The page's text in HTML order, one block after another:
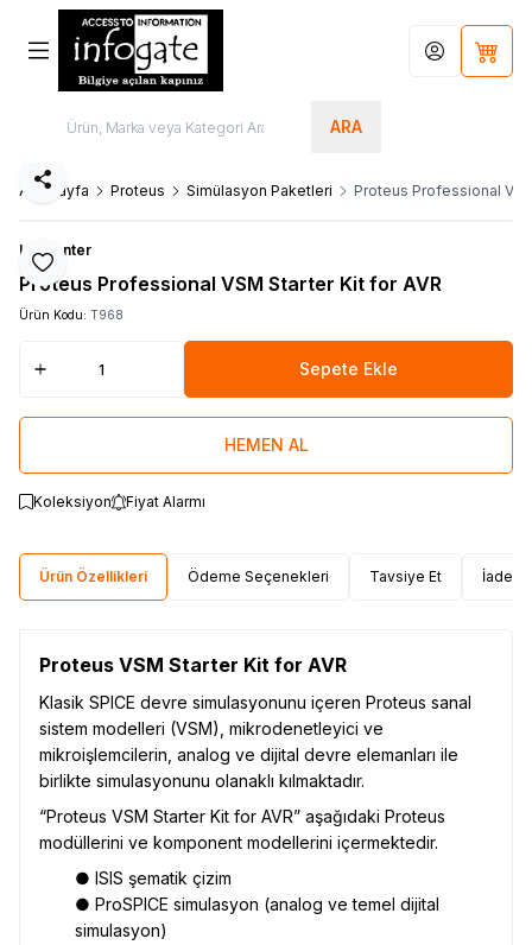
ARA
Hesabım
Ana Sayfa Proteus Simülasyon Paketleri Proteus Professional
Favoriye Ekle
Paylaş
Labcenter
Proteus Professional VSM Starter Kit for AVR
Ürün Kodu: T968
Sepete Ekle
HEMEN AL
Koleksiyon Fiyat Alarmı
Ürün Özellikleri Ödeme Seçenekleri Tavsiye Et İade
Proteus VSM Starter Kit for AVR
Klasik SPICE devre simulasyonunu içeren Proteus sanal
sistem modelleri (VSM), mikrodenetleyici ve
mikroişlemcilerin, analog ve dijital devre elemanları ile
birlikte simulasyonunu olanaklı kılmaktadır.
“Proteus VSM Starter Kit for AVR” aşağıdaki Proteus
modüllerini ve komponent modellerini içermektedir.
● ISIS şematik çizim
● ProSPICE simulasyon (analog ve temel dijital
simulasyon)